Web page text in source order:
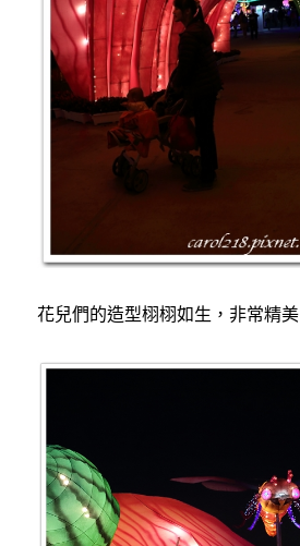
花兒們的造型栩栩如生，非常精美